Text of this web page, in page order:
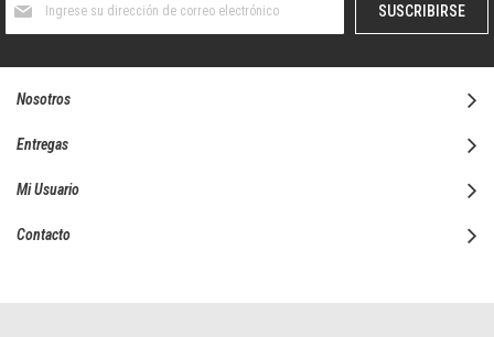
boletín
SUSCRIBIRSE
Nosotros
Entregas
Mi Usuario
Contacto